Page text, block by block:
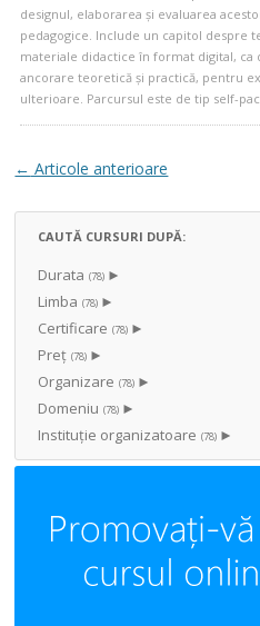
designul, elaborarea și evaluarea
pedagogice. Include un capitol despre
materiale didactice în format digital,
ancorare teoretică și practică, pentru
ulterioare. Parcursul este de tip self-
Navigare articole
← Articole anterioare
CAUTĂ CURSURI DUPĂ:
Durata (78) ►
Limba (78) ►
Certificare (78) ►
Preț (78) ►
Organizare (78) ►
Domeniu (78) ►
Instituţie organizatoare (78) ►